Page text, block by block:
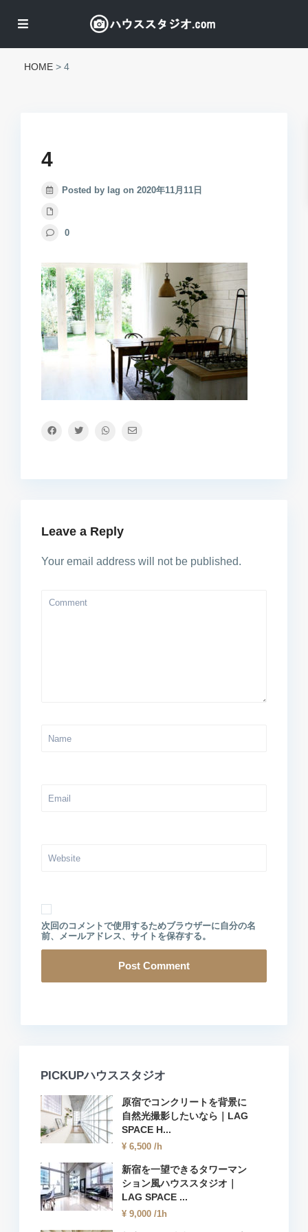
HOME > 4
4
Posted by lag on 2020年11月11日
0
Leave a Reply
Your email address will not be published.
次回のコメントで使用するためブラウザーに自分の名
前、メールアドレス、サイトを保存する。
PICKUPハウススタジオ
原宿でコンクリートを背景に
自然光撮影したいなら｜LAG
SPACE H...
¥ 6,500 /h
新宿を一望できるタワーマン
ション風ハウススタジオ｜
LAG SPACE ...
¥ 9,000 /1h